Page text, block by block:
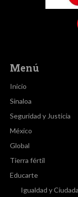
Menú
Inicio
Sinaloa
Seguridad y Justicia
México
Global
Tierra fértil
Educarte
Igualdad y